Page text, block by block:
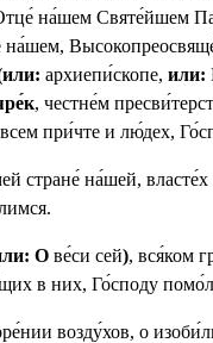
на́шем Святе́йшем
на́шем,
архиепи́скопе, или:
, честне́м
при́чте и лю́дех,
стране́ на́шей, власте́х
О ве́си сей), вся́ком
в них, Го́споду
возду́хов, о